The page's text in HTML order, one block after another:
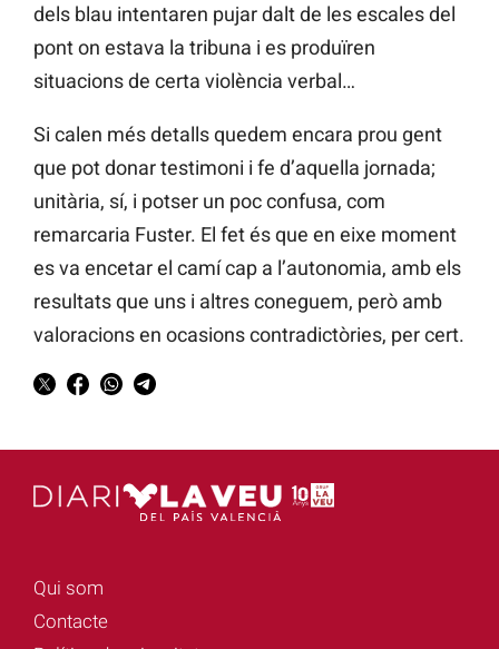
dels blau intentaren pujar dalt de les escales del
pont on estava la tribuna i es produïren
situacions de certa violència verbal…
Si calen més detalls quedem encara prou gent
que pot donar testimoni i fe d’aquella jornada;
unitària, sí, i potser un poc confusa, com
remarcaria Fuster. El fet és que en eixe moment
es va encetar el camí cap a l’autonomia, amb els
resultats que uns i altres coneguem, però amb
valoracions en ocasions contradictòries, per cert.
Qui som
Contacte